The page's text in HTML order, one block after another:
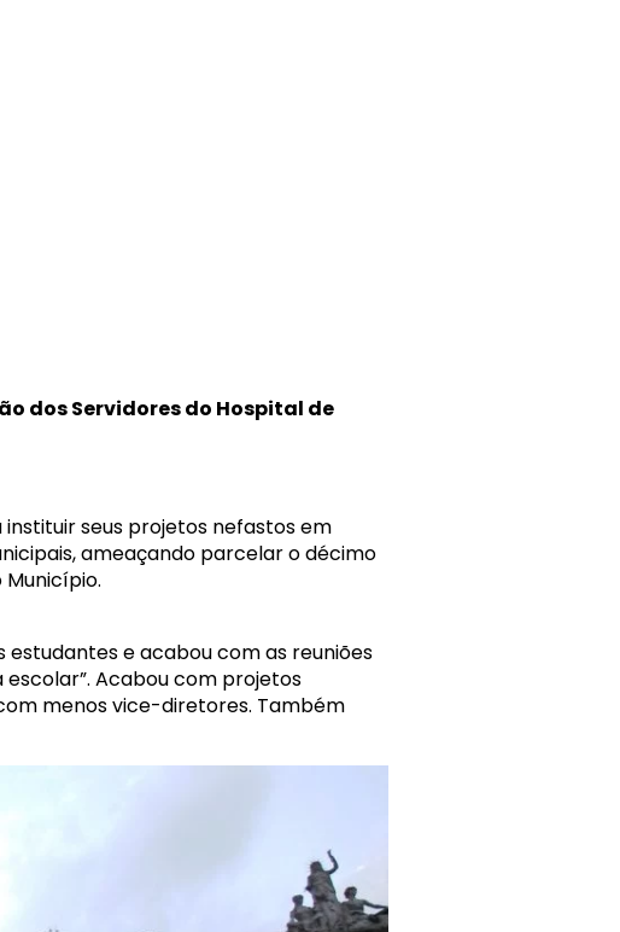
dos Servidores do Hospital de
instituir seus projetos nefastos em
ameaçando parcelar o décimo
estudantes e acabou com as reuniões
Acabou com projetos
menos vice-diretores. Também